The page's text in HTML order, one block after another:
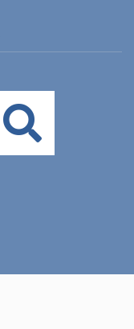
Buscar